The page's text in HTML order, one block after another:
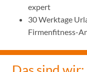
expert
30 Werktage
Firmenfitness-